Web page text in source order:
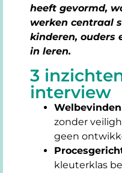
heeft gevormd,
werken centraal
kinderen, ouders
in leren.
3
interview
zonder
geen
kleuterklas